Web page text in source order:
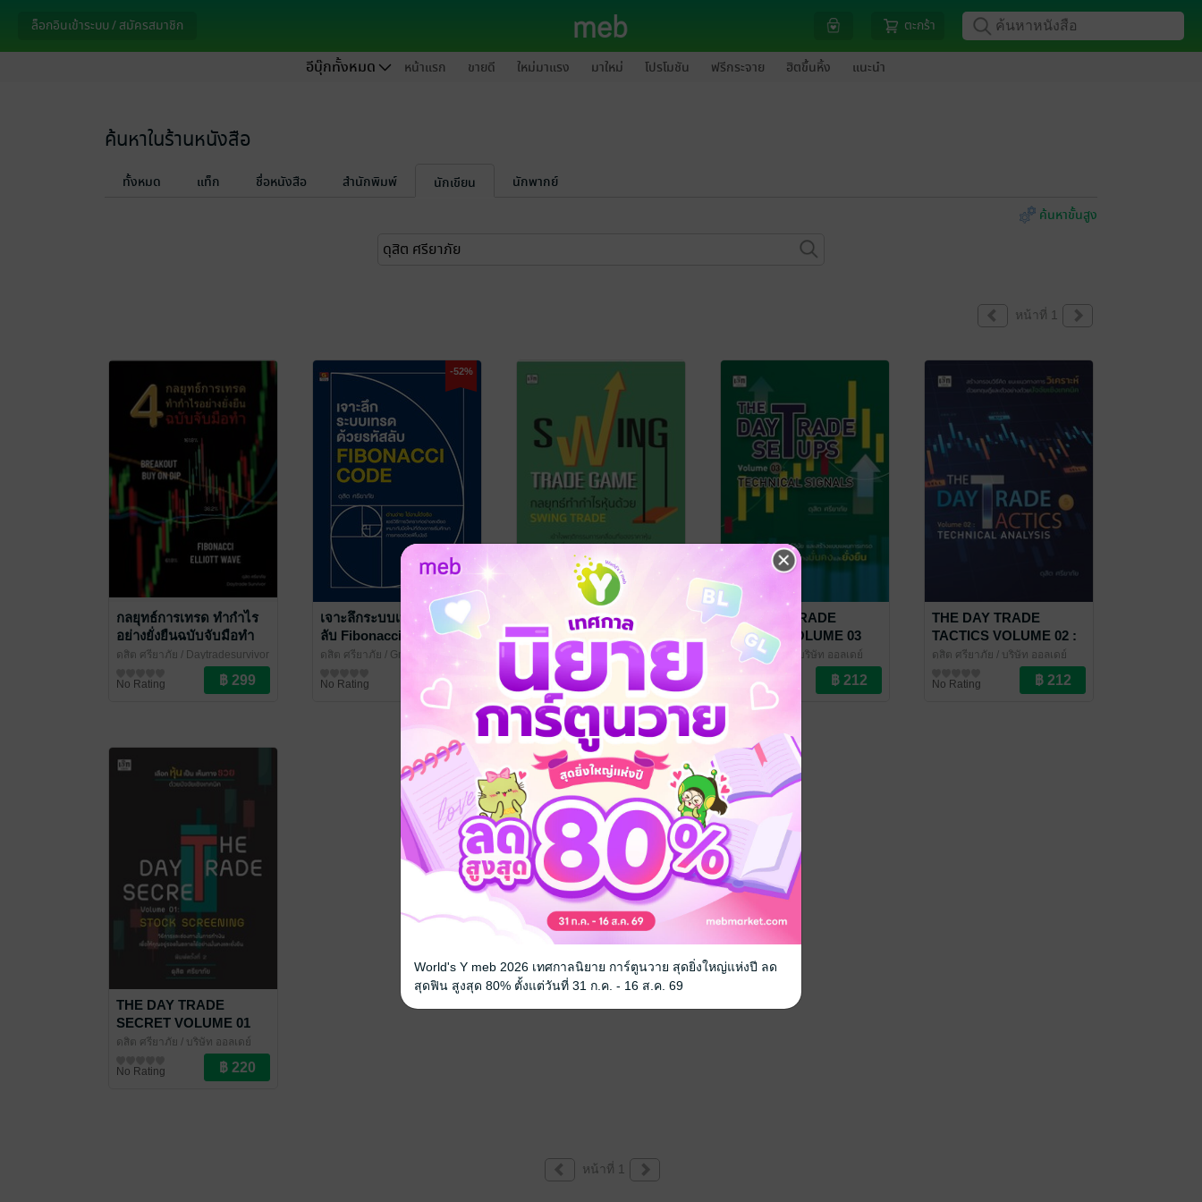
ล็อกอินเข้าระบบ / สมัครสมาชิก ตะกร้า
อีบุ๊กทั้งหมด หน้าแรก ขายดี ใหม่มาแรง มาใหม่ โปรโมชัน ฟรีกระจาย ฮิตขึ้นหิ้ง แนะนำ
ค้นหาในร้านหนังสือ
ทั้งหมด แท็ก ชื่อหนังสือ สำนักพิมพ์ นักเขียน
นักพากย์
ค้นหาขั้นสูง
หน้าที่ 1
กลยุทธ์การเทรด ทำกำไร
อย่างยั่งยืนฉบับจับมือทำ
ดุสิต ศรียาภัย / Daytradesurvivor
No Rating
-52%
เจาะลึกระบบเทรดด้วยรหัส
ลับ Fibonacci code
ดุสิต ศรียาภัย / Greatidea
No Rating
SWING TRADE GAME
กลยุทธ์ทำกำไรหุ้นด้วย
SWING TRADE
ดุสิต ศรียาภัย
/ บริษัท ออลเดย์
ช็อปปิ้ง จำกัด
การเงินการลงทุน
No Rating
THE DAY TRADE
SETUPS VOLUME 03
TECHNICAL SIGNALS
ดุสิต ศรียาภัย
/ บริษัท ออลเดย์
ช็อปปิ้ง จำกัด
การเงินการลงทุน
No Rating
THE DAY TRADE
TACTICS VOLUME 02 :
TECHNICAL ANALYSIS
ดุสิต ศรียาภัย / บริษัท ออลเดย์
No Rating
THE DAY TRADE
SECRET VOLUME 01
STOCK SCREENING
ดุสิต ศรียาภัย / บริษัท ออลเดย์
No Rating
หน้าที่ 1
World's Y meb 2026 เทศกาลนิยาย การ์ตูนวาย สุดยิ่งใหญ่แห่งปี ลด
สุดฟิน สูงสุด 80% ตั้งแต่วันที่ 31 ก.ค. - 16 ส.ค. 69